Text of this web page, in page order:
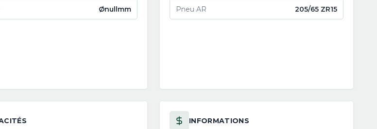
Ønullmm Pneu AR 205/65 ZR15
INFORMATIONS